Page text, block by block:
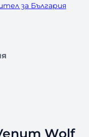
за България
Wolf